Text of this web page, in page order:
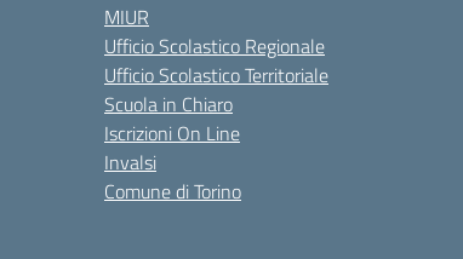
MIUR
Ufficio Scolastico Regionale
Ufficio Scolastico Territoriale
Scuola in Chiaro
Iscrizioni On Line
Invalsi
Comune di Torino